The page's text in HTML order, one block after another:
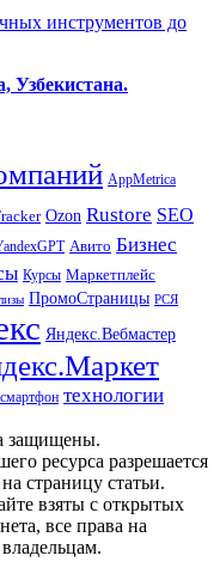
инструментов до
Узбекистана.
AppMetrica
Ozon Rustore SEO
Авито Бизнес
Курсы Маркетплейс
ПромоСтраницы РСЯ
Яндекс.Вебмастер
смартфон технологии
защищены.
ресурса разрешается
страницу статьи.
взяты с открытых
все права на